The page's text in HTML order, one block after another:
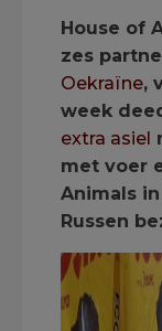
House of
zes
Oekraïne,
week
extra asiel
met voer
Animals
Russen